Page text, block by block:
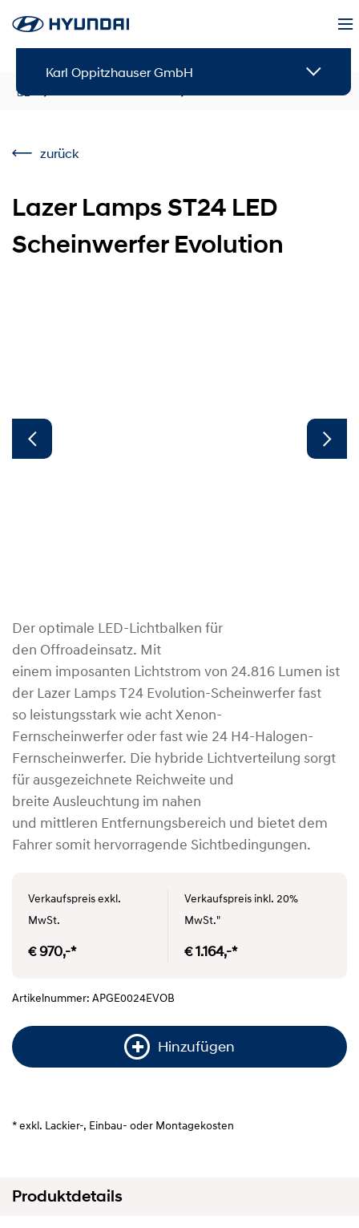
Karl Oppitzhauser GmbH
zurück
Lazer Lamps ST24 LED
Scheinwerfer Evolution
Der optimale LED-Lichtbalken für
den Offroadeinsatz. Mit
einem imposanten Lichtstrom von 24.816 Lumen ist
der Lazer Lamps T24 Evolution-Scheinwerfer fast
so leistungsstark wie acht Xenon-
Fernscheinwerfer oder fast wie 24 H4-Halogen-
Fernscheinwerfer. Die hybride Lichtverteilung sorgt
für ausgezeichnete Reichweite und
breite Ausleuchtung im nahen
und mittleren Entfernungsbereich und bietet dem
Fahrer somit hervorragende Sichtbedingungen.
Verkaufspreis exkl.
MwSt.
€ 970,-*
Verkaufspreis inkl. 20%
MwSt."
€ 1.164,-*
Artikelnummer: APGE0024EVOB
Hinzufügen
* exkl. Lackier-, Einbau- oder Montagekosten
Produktdetails